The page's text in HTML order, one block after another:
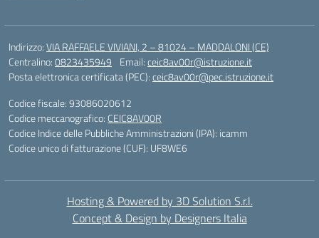
Indirizzo:VIA RAFFAELE VIVIANI, 2 – 81024 – MADDALONI (CE)
Centralino:0823435949 Email:ceic8av00r@istruzione.it
Posta elettronica certificata (PEC):ceic8av00r@pec.istruzione.it
Codice fiscale: 93086020612
Codice meccanografico: CEIC8AV00R
Codice Indice delle Pubbliche Amministrazioni (IPA): icamm
Codice unico di fatturazione (CUF): UF8WE6
Hosting & Powered by 3D Solution S.r.l.
Concept & Design by Designers Italia